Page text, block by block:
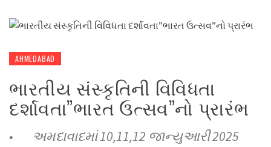
AHMEDABAD
ભારતીય સંસ્કૃતિની વિવિધતા
દર્શાવતા”ભારત ઉત્સવ”નો પ્રારંભ
• અમદાવાદમાં 10,11,12 જાન્યુઆરી 2025